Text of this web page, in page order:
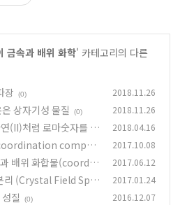
금속과 배위 화학' 카테고리의 다른
장
(0) 2018.11.26
상자기성 물질 (0) 2018.11.26
(II)처럼 로마숫자를 안
2018.04.16
compou
2017.10.08
배위 화합물(coordin
2017.06.12
리 (Crystal Field Split
2017.01.24
질 (0) 2016.12.07